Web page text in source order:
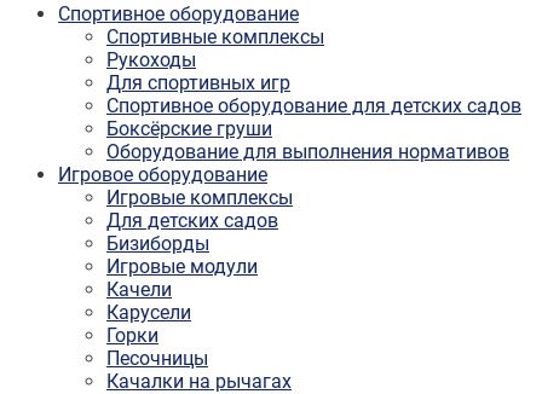
Спортивное оборудование
Спортивные комплексы
Рукоходы
Для спортивных игр
Спортивное оборудование для детских садов
Боксёрские груши
Оборудование для выполнения нормативов
Игровое оборудование
Игровые комплексы
Для детских садов
Бизиборды
Игровые модули
Качели
Карусели
Горки
Песочницы
Качалки на рычагах